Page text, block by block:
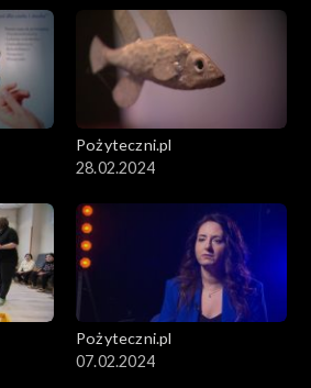
Pożyteczni.pl
28.02.2024
Pożyteczni.pl
07.02.2024